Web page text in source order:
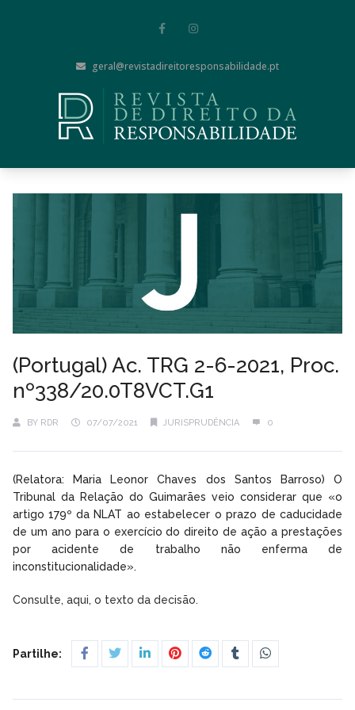
geral@revistadireitoresponsabilidade.pt
(Portugal) Ac. TRG 2-6-2021, Proc.
nº338/20.0T8VCT.G1
BY RDR 07/07/2021 JURISPRUDÊNCIA 0
(Relatora: Maria Leonor Chaves dos Santos Barroso) O
Tribunal da Relação do Guimarães veio considerar que «o
artigo 179º da NLAT ao estabelecer o prazo de caducidade
de um ano para o exercício do direito de ação a prestações
por acidente de trabalho não enferma de
inconstitucionalidade».
Consulte, aqui, o texto da decisão.
Partilhe: